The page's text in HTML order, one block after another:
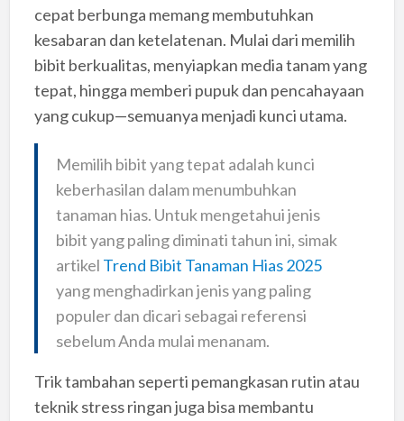
cepat berbunga memang membutuhkan
kesabaran dan ketelatenan. Mulai dari memilih
bibit berkualitas, menyiapkan media tanam yang
tepat, hingga memberi pupuk dan pencahayaan
yang cukup—semuanya menjadi kunci utama.
Memilih bibit yang tepat adalah kunci
keberhasilan dalam menumbuhkan
tanaman hias. Untuk mengetahui jenis
bibit yang paling diminati tahun ini, simak
artikel Trend Bibit Tanaman Hias 2025
yang menghadirkan jenis yang paling
populer dan dicari sebagai referensi
sebelum Anda mulai menanam.
Trik tambahan seperti pemangkasan rutin atau
teknik stress ringan juga bisa membantu